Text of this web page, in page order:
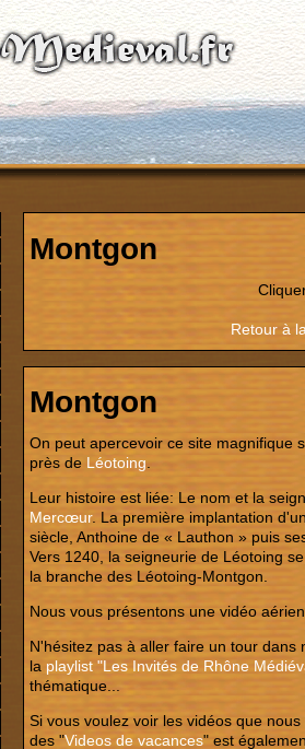
Montgon
Retour à
Montgon
On peut apercevoir ce site magnifique
près de Léotoing
Leur histoire est liée: Le nom et la
Mercœur. La première implantation
siècle, Anthoine de « Lauthon » puis
Vers 1240, la seigneurie de Léotoing
la branche des Léotoing-Montgon.
Nous vous présentons une vidéo
N'hésitez pas à aller faire un tour dans
la playlist "Les Invités de Rhône
thématique...
Si vous voulez voir les vidéos que
des "Videos de vacances" est